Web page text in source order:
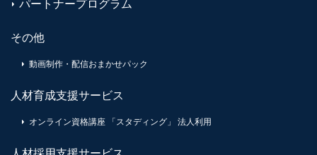
パートナープログラム
その他
動画制作・配信おまかせパック
人材育成支援サービス
オンライン資格講座 「スタディング」 法人利用